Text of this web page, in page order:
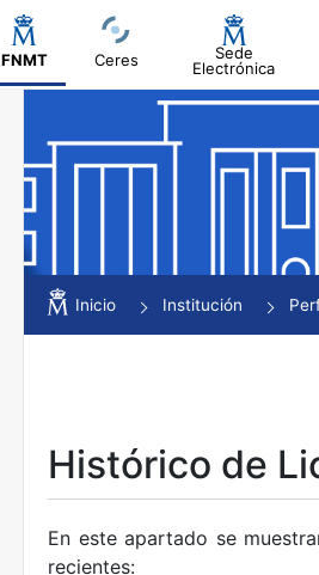
FNMT Ceres
Sede
Electrónica
Mostrar/Ocultar
Mostrar/Ocultar
Mostrar/Ocultar
Inicio Institución
Histórico de
En este apartado se
recientes: